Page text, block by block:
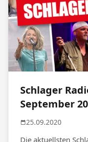
Schlager
September
25.09.2020
Die aktuellsten